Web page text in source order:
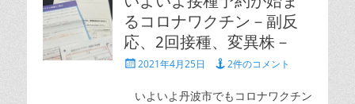
るコロナワクチン－副反
応、2回接種、変異株－
投 2021年4月25日 2件のコメント
いよいよ丹波市でもコロナワクチン